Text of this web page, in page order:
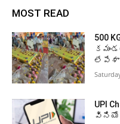
MOST READ
500
UPI